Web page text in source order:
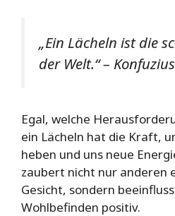
„Ein Lächeln ist die
der Welt.“ – Konfuzius
Egal, welche
ein Lächeln hat die Kraft,
heben und uns neue
zaubert nicht nur anderen
Gesicht, sondern
Wohlbefinden positiv.